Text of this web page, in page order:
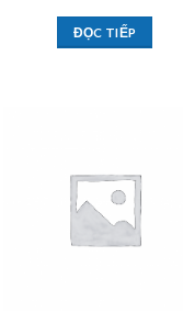
ĐỌC TIẾP